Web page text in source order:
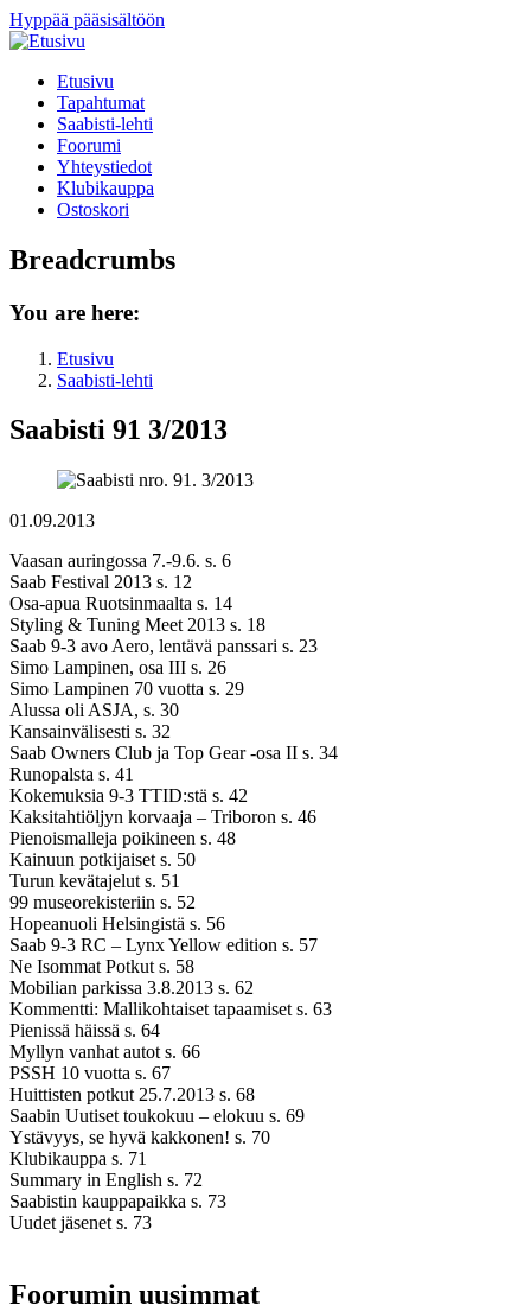
Hyppää pääsisältöön
Etusivu
Tapahtumat
Saabisti-lehti
Foorumi
Yhteystiedot
Klubikauppa
Ostoskori
Breadcrumbs
You are here:
Etusivu
Saabisti-lehti
Saabisti 91 3/2013
01.09.2013
Vaasan auringossa 7.-9.6. s. 6
Saab Festival 2013 s. 12
Osa-apua Ruotsinmaalta s. 14
Styling & Tuning Meet 2013 s. 18
Saab 9-3 avo Aero, lentävä panssari s. 23
Simo Lampinen, osa III s. 26
Simo Lampinen 70 vuotta s. 29
Alussa oli ASJA, s. 30
Kansainvälisesti s. 32
Saab Owners Club ja Top Gear -osa II s. 34
Runopalsta s. 41
Kokemuksia 9-3 TTID:stä s. 42
Kaksitahtiöljyn korvaaja – Triboron s. 46
Pienoismalleja poikineen s. 48
Kainuun potkijaiset s. 50
Turun kevätajelut s. 51
99 museorekisteriin s. 52
Hopeanuoli Helsingistä s. 56
Saab 9-3 RC – Lynx Yellow edition s. 57
Ne Isommat Potkut s. 58
Mobilian parkissa 3.8.2013 s. 62
Kommentti: Mallikohtaiset tapaamiset s. 63
Pienissä häissä s. 64
Myllyn vanhat autot s. 66
PSSH 10 vuotta s. 67
Huittisten potkut 25.7.2013 s. 68
Saabin Uutiset toukokuu – elokuu s. 69
Ystävyys, se hyvä kakkonen! s. 70
Klubikauppa s. 71
Summary in English s. 72
Saabistin kauppapaikka s. 73
Uudet jäsenet s. 73
Foorumin uusimmat